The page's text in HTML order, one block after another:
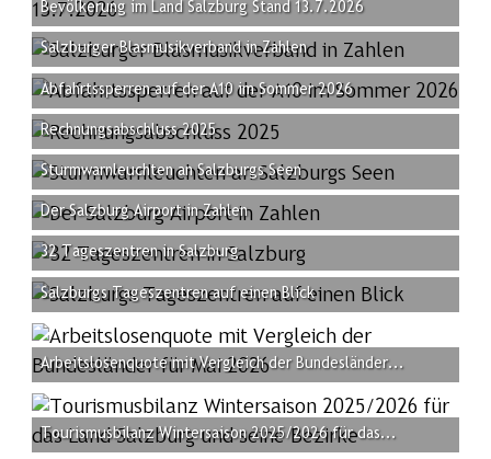
Bevölkerung im Land Salzburg Stand 13.7.2026
Salzburger Blasmusikverband in Zahlen
Abfahrtssperren auf der A10 im Sommer 2026
Rechnungsabschluss 2025
Sturmwarnleuchten an Salzburgs Seen
Der Salzburg Airport in Zahlen
32 Tageszentren in Salzburg
Salzburgs Tageszentren auf einen Blick
Arbeitslosenquote mit Vergleich der Bundesländer...
Tourismusbilanz Wintersaison 2025/2026 für das...